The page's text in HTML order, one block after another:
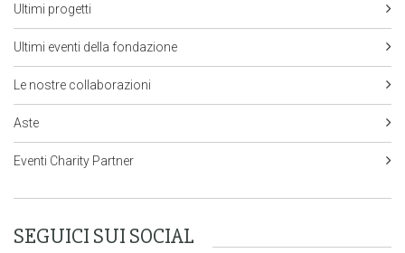
Ultimi progetti
Ultimi eventi della fondazione
Le nostre collaborazioni
Aste
Eventi Charity Partner
SEGUICI SUI SOCIAL